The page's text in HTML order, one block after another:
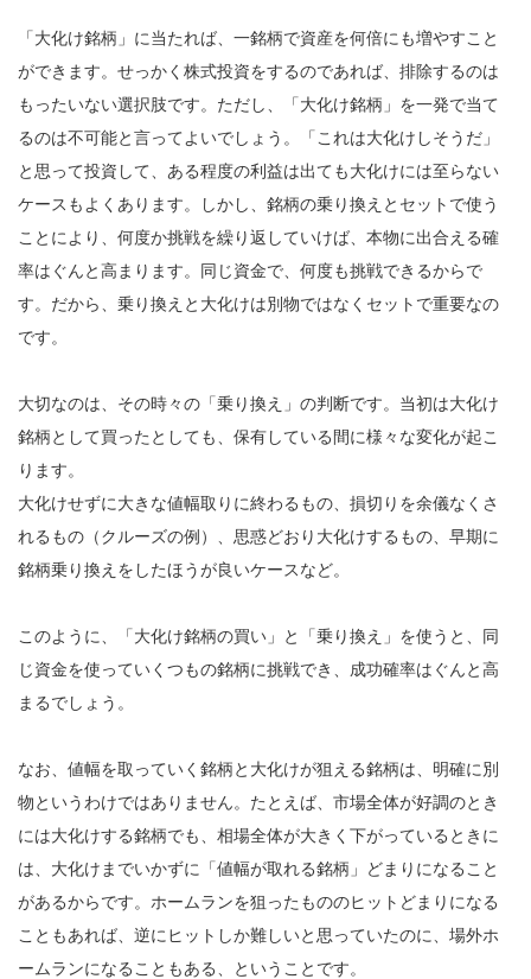
「大化け銘柄」に当たれば、一銘柄で資産を何倍にも増やすこと
ができます。せっかく株式投資をするのであれば、排除するのは
もったいない選択肢です。ただし、「大化け銘柄」を一発で当て
るのは不可能と言ってよいでしょう。「これは大化けしそうだ」
と思って投資して、ある程度の利益は出ても大化けには至らない
ケースもよくあります。しかし、銘柄の乗り換えとセットで使う
ことにより、何度か挑戦を繰り返していけば、本物に出合える確
率はぐんと高まります。同じ資金で、何度も挑戦できるからで
す。だから、乗り換えと大化けは別物ではなくセットで重要なの
です。
大切なのは、その時々の「乗り換え」の判断です。当初は大化け
銘柄として買ったとしても、保有している間に様々な変化が起こ
ります。
大化けせずに大きな値幅取りに終わるもの、損切りを余儀なくさ
れるもの（クルーズの例）、思惑どおり大化けするもの、早期に
銘柄乗り換えをしたほうが良いケースなど。
このように、「大化け銘柄の買い」と「乗り換え」を使うと、同
じ資金を使っていくつもの銘柄に挑戦でき、成功確率はぐんと高
まるでしょう。
なお、値幅を取っていく銘柄と大化けが狙える銘柄は、明確に別
物というわけではありません。たとえば、市場全体が好調のとき
には大化けする銘柄でも、相場全体が大きく下がっているときに
は、大化けまでいかずに「値幅が取れる銘柄」どまりになること
があるからです。ホームランを狙ったもののヒットどまりになる
こともあれば、逆にヒットしか難しいと思っていたのに、場外ホ
ームランになることもある、ということです。